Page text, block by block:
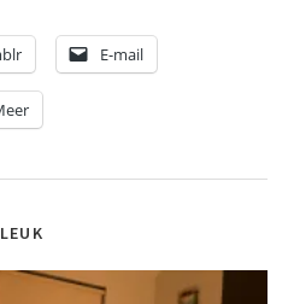
E-mail